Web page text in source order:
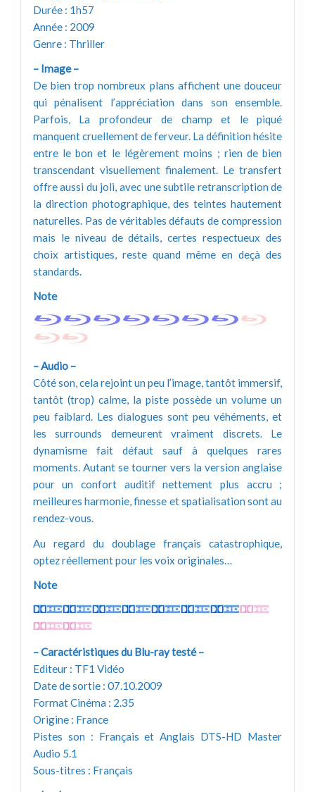
Durée : 1h57
Année : 2009
Genre : Thriller
– Image –
De bien trop nombreux plans affichent une douceur
qui pénalisent l’appréciation dans son ensemble.
Parfois, La profondeur de champ et le piqué
manquent cruellement de ferveur. La définition hésite
entre le bon et le légèrement moins ; rien de bien
transcendant visuellement finalement. Le transfert
offre aussi du joli, avec une subtile retranscription de
la direction photographique, des teintes hautement
naturelles. Pas de véritables défauts de compression
mais le niveau de détails, certes respectueux des
choix artistiques, reste quand même en deçà des
standards.
Note
– Audio –
Côté son, cela rejoint un peu l’image, tantôt immersif,
tantôt (trop) calme, la piste possède un volume un
peu faiblard. Les dialogues sont peu véhéments, et
les surrounds demeurent vraiment discrets. Le
dynamisme fait défaut sauf à quelques rares
moments. Autant se tourner vers la version anglaise
pour un confort auditif nettement plus accru ;
meilleures harmonie, finesse et spatialisation sont au
rendez-vous.
Au regard du doublage français catastrophique,
optez réellement pour les voix originales…
Note
– Caractéristiques du Blu-ray testé –
Editeur : TF1 Vidéo
Date de sortie : 07.10.2009
Format Cinéma : 2.35
Origine : France
Pistes son : Français et Anglais DTS-HD Master
Audio 5.1
Sous-titres : Français